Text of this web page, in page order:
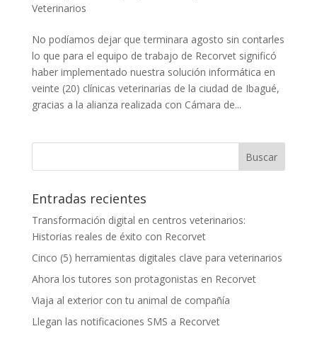
Veterinarios
No podíamos dejar que terminara agosto sin contarles
lo que para el equipo de trabajo de Recorvet significó
haber implementado nuestra solución informática en
veinte (20) clínicas veterinarias de la ciudad de Ibagué,
gracias a la alianza realizada con Cámara de...
Entradas recientes
Transformación digital en centros veterinarios:
Historias reales de éxito con Recorvet
Cinco (5) herramientas digitales clave para veterinarios
Ahora los tutores son protagonistas en Recorvet
Viaja al exterior con tu animal de compañía
Llegan las notificaciones SMS a Recorvet